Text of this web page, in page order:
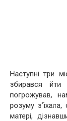
Наступні три
збирався
погрожував,
розуму
матері,